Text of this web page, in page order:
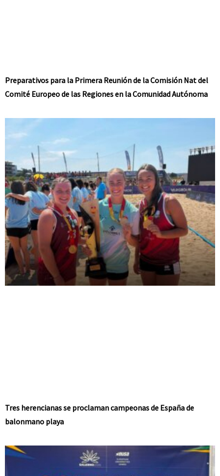
Preparativos para la Primera Reunión de la Comisión Nat del
Comité Europeo de las Regiones en la Comunidad Autónoma
Tres herencianas se proclaman campeonas de España de
balonmano playa